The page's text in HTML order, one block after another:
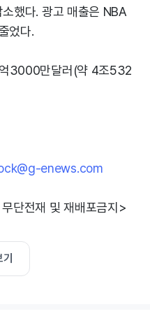
했다. 광고 매출은 NBA
었다.
3000만달러(약 4조532
enews.com
단전재 및 재배포금지>